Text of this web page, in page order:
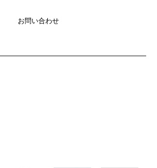
お問い合わせ